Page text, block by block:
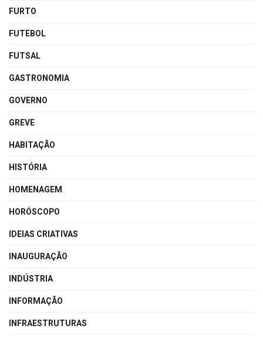
FURTO
FUTEBOL
FUTSAL
GASTRONOMIA
GOVERNO
GREVE
HABITAÇÃO
HISTÓRIA
HOMENAGEM
HORÓSCOPO
IDEIAS CRIATIVAS
INAUGURAÇÃO
INDÚSTRIA
INFORMAÇÃO
INFRAESTRUTURAS